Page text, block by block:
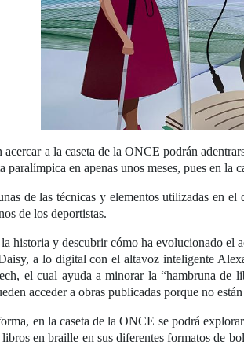
acercar a la caseta de la ONCE podrán
paralímpica en apenas unos meses, pues en
de las técnicas y elementos utilizadas en el
de los deportistas.
historia y descubrir cómo ha evolucionado el
a lo digital con el altavoz inteligente
el cual ayuda a minorar la “hambruna de
acceder a obras publicadas porque no
en la caseta de la ONCE se podrá
en braille en sus diferentes formatos de